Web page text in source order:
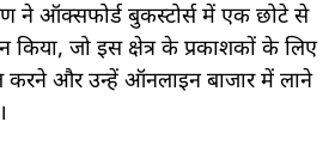
ने ऑक्सफोर्ड बुकस्टोर्स में एक छोटे से
किया, जो इस क्षेत्र के प्रकाशकों के लिए
करने और उन्हें ऑनलाइन बाजार में लाने